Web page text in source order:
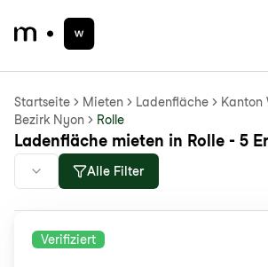
Startseite Mieten Ladenfläche
Kanton
Bezirk Nyon
Rolle
Ladenfläche mieten in Rolle - 5
Alle Filter
Verifiziert